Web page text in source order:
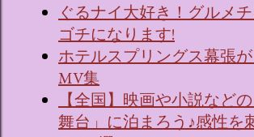
ぐるナイ大好き！グルメ
ゴチになります!
ホテルスプリングス幕張
MV集
【全国】映画や小説など
舞台」に泊まろう♪感性を